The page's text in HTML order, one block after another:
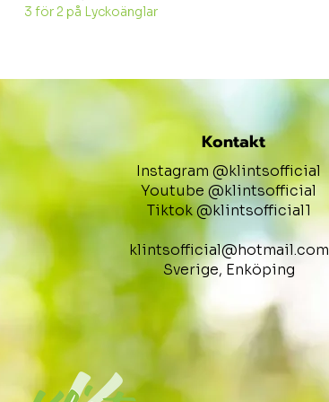
3 för 2 på Lyckoänglar
Kontakt
Instagram @klintsofficial
Youtube @klintsofficial
Tiktok @klintsofficial1
klintsofficial@hotmail.com
Sverige, Enköping